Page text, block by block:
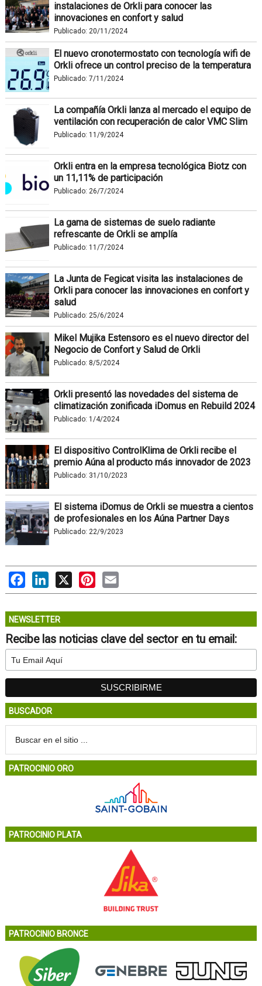
instalaciones de Orkli para conocer las
innovaciones en confort y salud
Publicado: 20/11/2024
El nuevo cronotermostato con tecnología wifi de
Orkli ofrece un control preciso de la temperatura
Publicado: 7/11/2024
La compañía Orkli lanza al mercado el equipo de
ventilación con recuperación de calor VMC Slim
Publicado: 11/9/2024
Orkli entra en la empresa tecnológica Biotz con
un 11,11% de participación
Publicado: 26/7/2024
La gama de sistemas de suelo radiante
refrescante de Orkli se amplía
Publicado: 11/7/2024
La Junta de Fegicat visita las instalaciones de
Orkli para conocer las innovaciones en confort y
salud
Publicado: 25/6/2024
Mikel Mujika Estensoro es el nuevo director del
Negocio de Confort y Salud de Orkli
Publicado: 8/5/2024
Orkli presentó las novedades del sistema de
climatización zonificada iDomus en Rebuild 2024
Publicado: 1/4/2024
El dispositivo ControlKlima de Orkli recibe el
premio Aúna al producto más innovador de 2023
Publicado: 31/10/2023
El sistema iDomus de Orkli se muestra a cientos
de profesionales en los Aúna Partner Days
Publicado: 22/9/2023
FacebookLinkedIn
X PinterestEmail
NEWSLETTER
Recibe las noticias clave del sector en tu email:
BUSCADOR
PATROCINIO ORO
PATROCINIO PLATA
PATROCINIO BRONCE